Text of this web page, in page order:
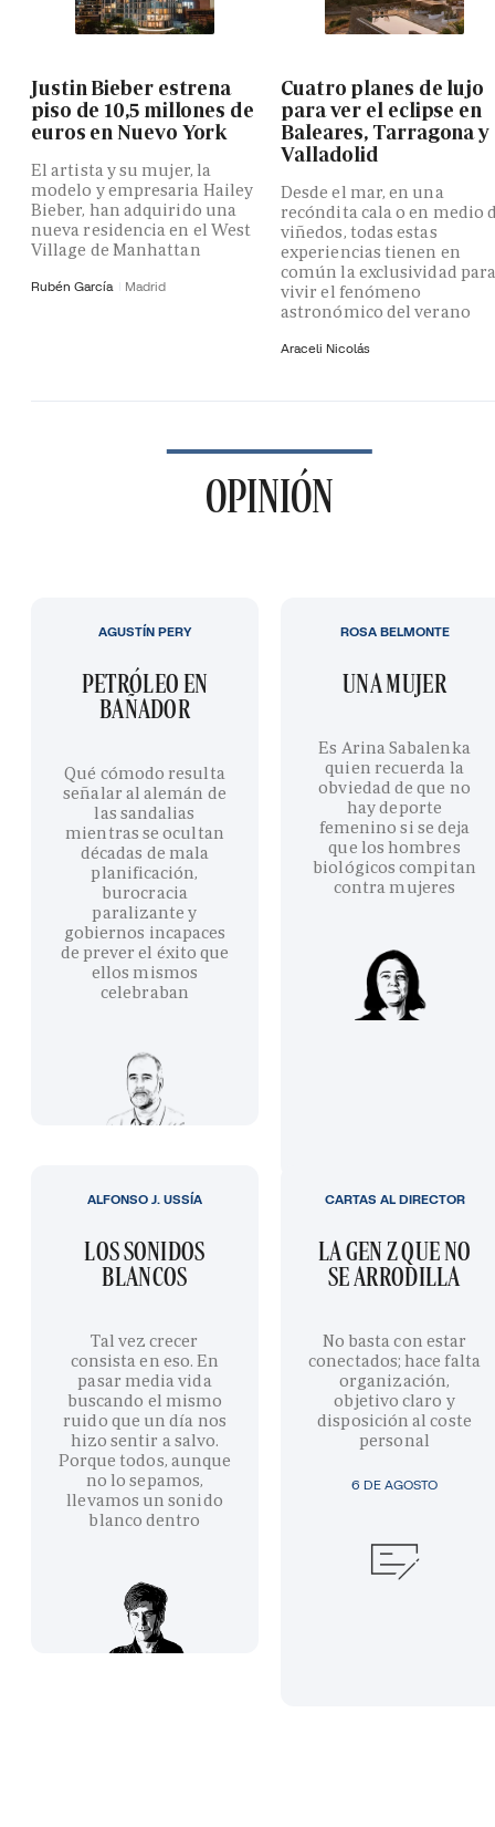
Justin Bieber estrena
piso de 10,5 millones de
euros en Nuevo York
El artista y su mujer, la
modelo y empresaria Hailey
Bieber, han adquirido una
nueva residencia en el West
Village de Manhattan
Rubén García Madrid
Cuatro planes de lujo
para ver el eclipse en
Baleares, Tarragona y
Valladolid
Desde el mar, en una
recóndita cala o en medio
viñedos, todas estas
experiencias tienen en
común la exclusividad
vivir el fenómeno
astronómico del verano
Araceli Nicolás
OPINIÓN
PETRÓLEO EN
BAÑADOR
Qué cómodo resulta
señalar al alemán de
las sandalias
mientras se ocultan
décadas de mala
planificación,
burocracia
paralizante y
gobiernos incapaces
de prever el éxito que
ellos mismos
celebraban
AGUSTÍN PERY
UNA MUJER
Es Arina Sabalenka
quien recuerda la
obviedad de que no
hay deporte
femenino si se deja
que los hombres
biológicos compitan
contra mujeres
ROSA BELMONTE
LOS SONIDOS
BLANCOS
Tal vez crecer
consista en eso. En
pasar media vida
buscando el mismo
ruido que un día nos
hizo sentir a salvo.
Porque todos, aunque
no lo sepamos,
llevamos un sonido
blanco dentro
ALFONSO J. USSÍA
6 DE AGOSTO
LA GEN Z QUE NO
SE ARRODILLA
No basta con estar
conectados; hace falta
organización,
objetivo claro y
disposición al coste
personal
CARTAS AL DIRECTOR